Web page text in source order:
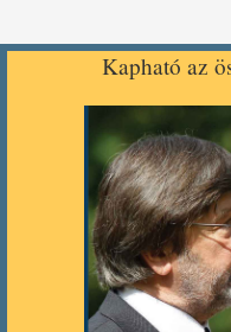
Kapható az